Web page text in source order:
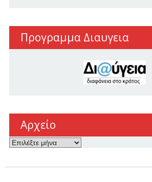
Προγραμμα Διαυγεια
Αρχείο
Αρχείο